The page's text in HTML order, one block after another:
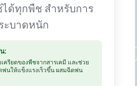
ด้ทุกพืช สำหรับการ
ะบาดหนัก
:
ครียดของพืชจากสารเคมี และช่วย
นให้แข็งแรงเร็วขึ้น ผสมฉีดพ่น